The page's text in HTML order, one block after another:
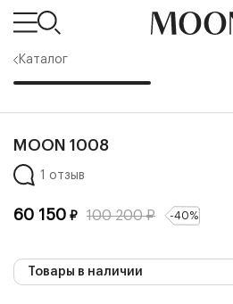
Каталог
MOON 1008
1 отзыв
60 150 ₽ 100 200₽ -40%
Товары в наличии